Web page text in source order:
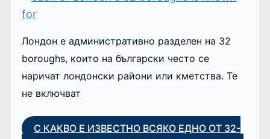
Лондон е административно разделен на 32
boroughs, които на български често се
наричат лондонски райони или кметства. Те
не включват
С КАКВО Е ИЗВЕСТНО ВСЯКО ЕДНО ОТ 32-